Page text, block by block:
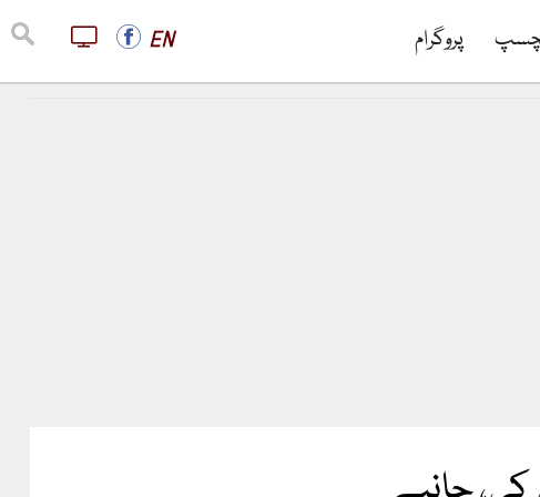
پروگرام EN